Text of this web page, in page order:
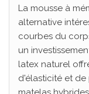
La mousse à
alternative
courbes du
un
latex naturel
d'élasticité et de